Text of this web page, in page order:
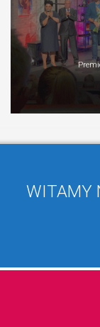
WITAMY